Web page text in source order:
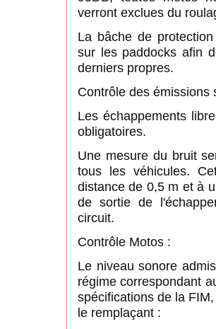
verront exclues du
La bâche de
sur les paddocks afin
derniers propres.
Contrôle des émissions
Les échappements
obligatoires.
Une mesure du bruit
tous les véhicules.
distance de 0,5 m et à
de sortie de
circuit.
Contrôle Motos :
Le niveau sonore
régime correspondant
spécifications de la
le remplaçant :